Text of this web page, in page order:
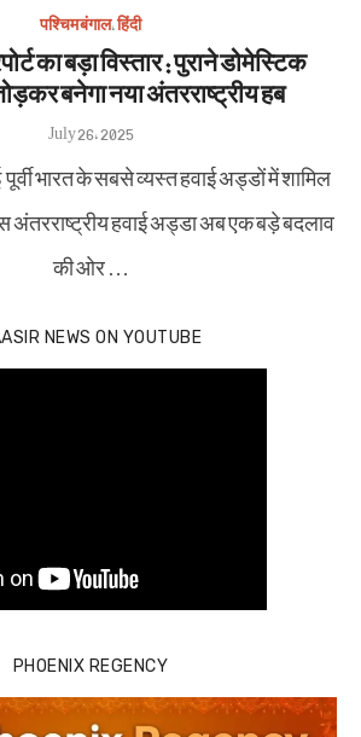
पश्चिम बंगाल,हिंदी
का बड़ा विस्तार : पुराने डोमेस्टिक
बनेगा नया अंतरराष्ट्रीय हब
Posted
on
July 26, 2025
भारत के सबसे व्यस्त हवाई अड्डों में शामिल
अंतरराष्ट्रीय हवाई अड्डा अब एक बड़े बदलाव
की ओर …
NEWS ON YOUTUBE
PHOENIX REGENCY